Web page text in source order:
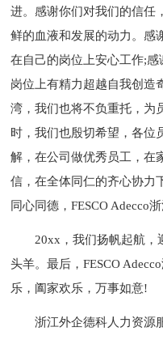
进。感谢你们对我们的信任
鲜的血液和发展的动力。感
在自己的岗位上安心工作;
岗位上有精力超越自我创造
湾，我们也将不负重托，为
时，我们也殷切希望，各位
解，在公司做优秀员工，在
信，在全体同仁的齐心协力
同心同德，FESCO Adecco
20xx，我们扬帆起航，
头羊。最后，FESCO
乐，阖家欢乐，万事如意!
浙江外企德科人力资源